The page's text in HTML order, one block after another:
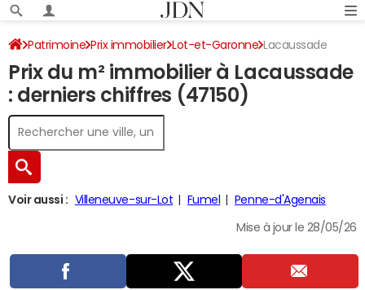
Patrimoine Prix immobilier Lot-et-Garonne Lacaussade
Prix du m² immobilier à Lacaussade
: derniers chiffres (47150)
Voir aussi : Villeneuve-sur-Lot Fumel Penne-d'Agenais
Mise à jour le 28/05/26